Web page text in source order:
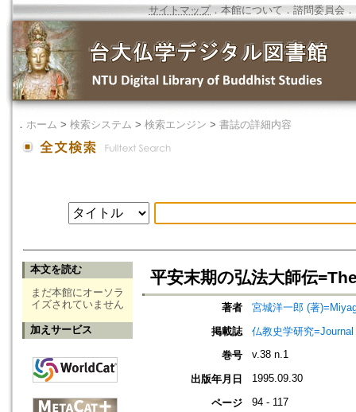
サイトマップ．本館について ． 諮問委員会 ．
． ホーム > 検索システム > 検索エンジン > 書誌の詳細内容
本文を読む
まだ本館にオーソラ
イズされていません
加えサービス
平安末期の弘法大師伝
著者
宮城洋一郎 (著
掲載誌
仏教史学研究
巻号
v.38 n.1
出版年月日 1995.09.30
ページ 94 - 117